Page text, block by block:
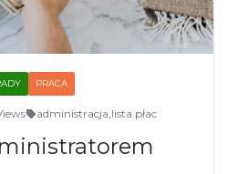
PRACA
administracja,lista płac